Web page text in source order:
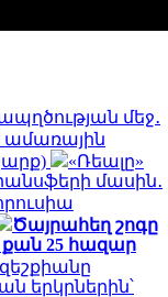
մեջ․
ամառային
«Ռեալը»
մասին․
Ծայրահեղ շոգը
քան 25 հազար
երկրներին՝